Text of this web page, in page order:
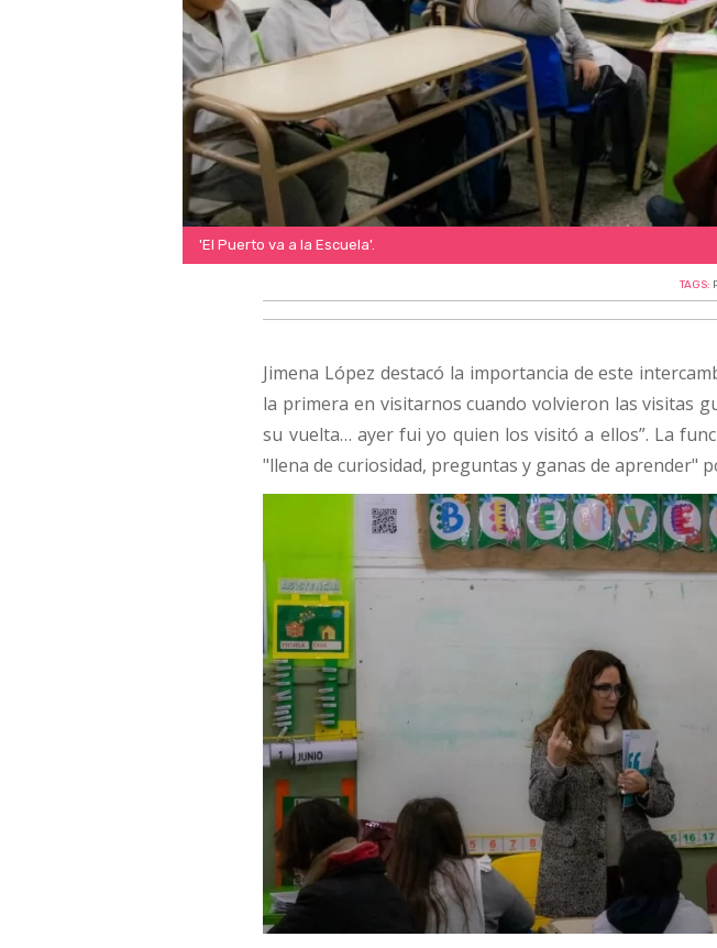
'El Puerto va a la Escuela'.
TAGS:
Jimena López destacó la importancia de este
la primera en visitarnos cuando volvieron las visitas
su vuelta… ayer fui yo quien los visitó a ellos”. La
"llena de curiosidad, preguntas y ganas de aprender"